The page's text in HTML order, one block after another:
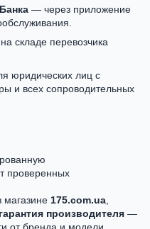
— через приложение
складе перевозчика
юридических лиц с
и всех сопроводительных
проверенных
магазине 175.com.ua
гарантия производителя —
от бренда и модели.